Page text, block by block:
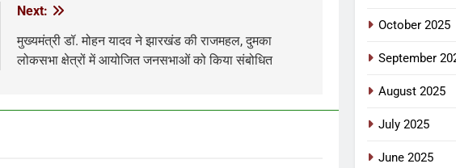
Next:
मुख्यमंत्री डॉ. मोहन यादव ने झारखंड की राजमहल, दुमका
लोकसभा क्षेत्रों में आयोजित जनसभाओं को किया संबोधित
October 2025
September
August 2025
July 2025
June 2025